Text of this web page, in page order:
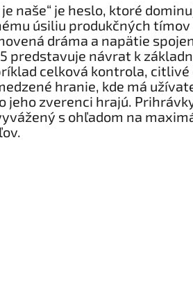
naše“ je heslo, ktoré
úsiliu produkčných tímov
dráma a napätie
predstavuje návrat k
celková kontrola, citlivé
hranie, kde má
jeho zverenci hrajú.
s ohľadom na